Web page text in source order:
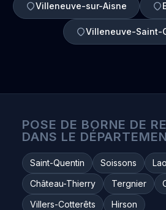
Villeneuve-sur-Aisne
Villeneuve-Saint-
POSE DE BORNE DE
DANS LE
Saint-Quentin Soissons
Château-Thierry
Tergnier
Villers-Cotterêts
Hirson